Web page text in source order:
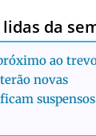
da
ao
novas
suspensos